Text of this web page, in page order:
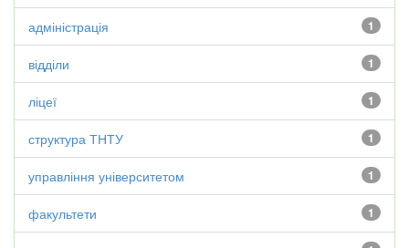
1
адміністрація
1
відділи
1
ліцеї
1
структура ТНТУ
1
управління університетом
1
факультети